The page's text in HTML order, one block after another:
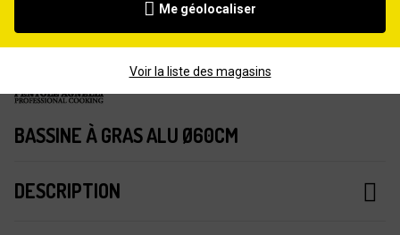
BASSINE À GRAS ALU Ø60CM
DESCRIPTION
Me géolocaliser
Voir la liste des magasins